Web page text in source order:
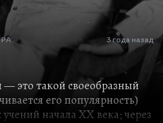
3 года назад
это такой своеобразный
его популярность)
начала XX века; через